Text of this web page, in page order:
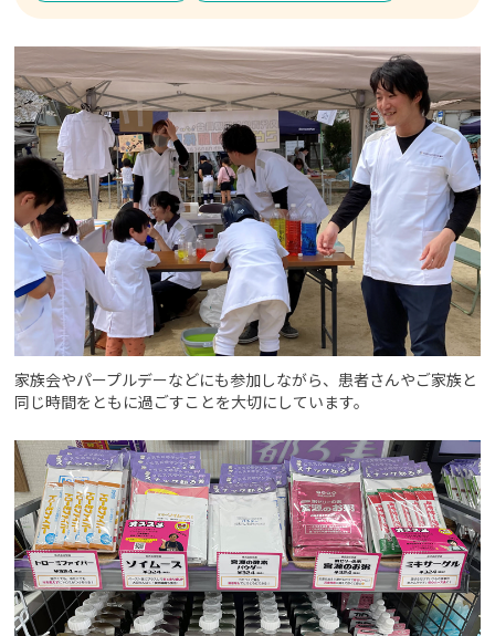
家族会やパープルデーなどにも参加しながら、患者さんやご家族と
同じ時間をともに過ごすことを大切にしています。